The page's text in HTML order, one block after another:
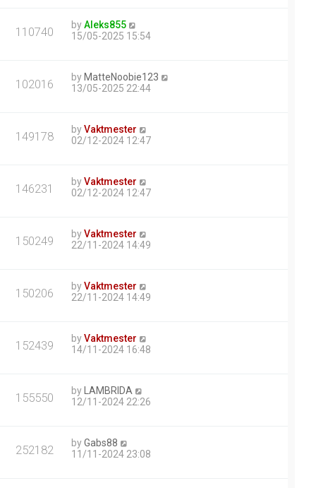
110740 byAleks855
15/05-2025 15:54
102016 by MatteNoobie123
13/05-2025 22:44
149178 byVaktmester
02/12-2024 12:47
146231 byVaktmester
02/12-2024 12:47
150249 byVaktmester
22/11-2024 14:49
150206 byVaktmester
22/11-2024 14:49
152439 byVaktmester
14/11-2024 16:48
155550 by
LAMBRIDA
12/11-2024 22:26
252182 byGabs88
11/11-2024 23:08